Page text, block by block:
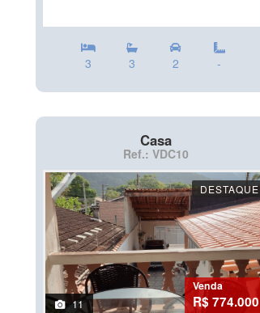
3 3 2 -
Casa
Ref.: VDC10
DESTAQUE
11
Venda
R$ 774.000